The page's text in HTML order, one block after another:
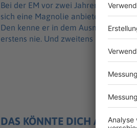
Bei der EM vor zwei Jahren wurde
sich eine Magnolie anbieten. Das
Den kenne er in dem Ausmaß aus
erstens nie. Und zweitens ist er nicht
DAS KÖNNTE DICH AUCH